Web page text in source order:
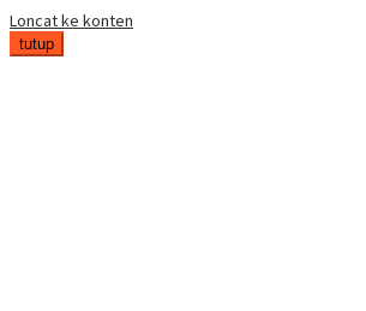
Loncat ke konten
tutup